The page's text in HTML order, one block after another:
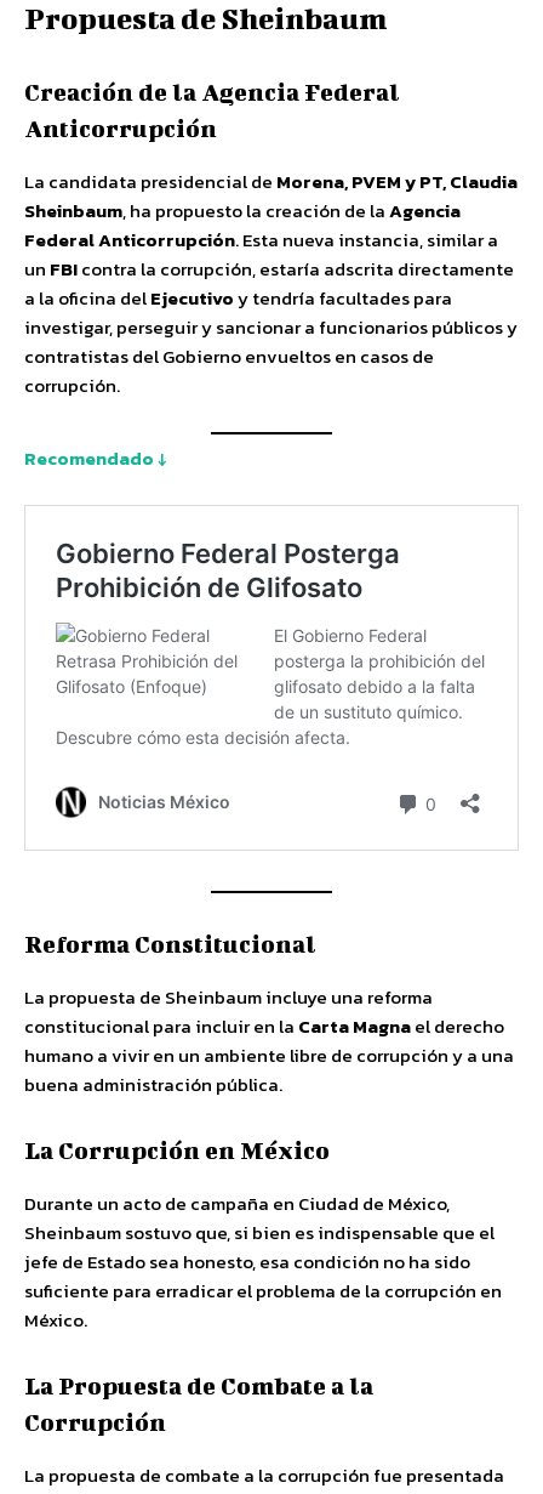
Propuesta de Sheinbaum
Creación de la Agencia Federal
Anticorrupción
La candidata presidencial de Morena, PVEM y PT, Claudia
Sheinbaum, ha propuesto la creación de laAgencia
Federal Anticorrupción. Esta nueva instancia, similar a
un FBIcontra la corrupción, estaría adscrita directamente
a la oficina delEjecutivoy tendría facultades para
investigar, perseguir y sancionar a funcionarios públicos y
contratistas del Gobierno envueltos en casos de
corrupción.
Recomendado ↓
Reforma Constitucional
La propuesta de Sheinbaum incluye una reforma
constitucional para incluir en la Carta Magnael derecho
humano a vivir en un ambiente libre de corrupción y a una
buena administración pública.
La Corrupción en México
Durante un acto de campaña en Ciudad de México,
Sheinbaum sostuvo que, si bien es indispensable que el
jefe de Estado sea honesto, esa condición no ha sido
suficiente para erradicar el problema de la corrupción en
México.
La Propuesta de Combate a la
Corrupción
La propuesta de combate a la corrupción fue presentada